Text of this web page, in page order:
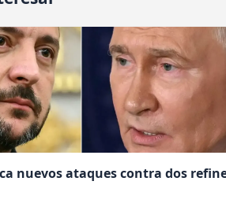
nuevos ataques contra dos